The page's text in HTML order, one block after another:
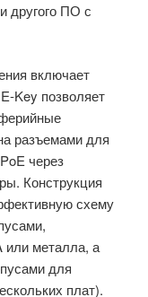
другого ПО с
включает
Key позволяет
разъемами для
через
Конструкция
схему
или металла, а
для
плат).